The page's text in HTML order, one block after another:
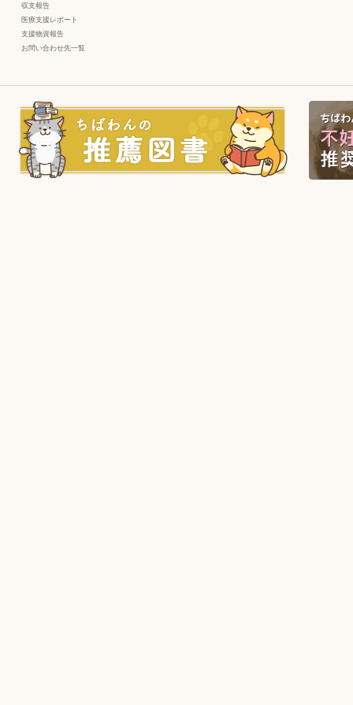
収支報告
医療支援レポート
支援物資報告
お問い合わせ先一覧